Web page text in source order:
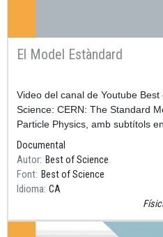
El Model Estàndard
Resum
​​​​​​​Video del canal de Youtube Best
Science: CERN: The Standard
Particle Physics, amb subtítols
Documental
Autor Best of Science
Font Best of Science
Idioma CA